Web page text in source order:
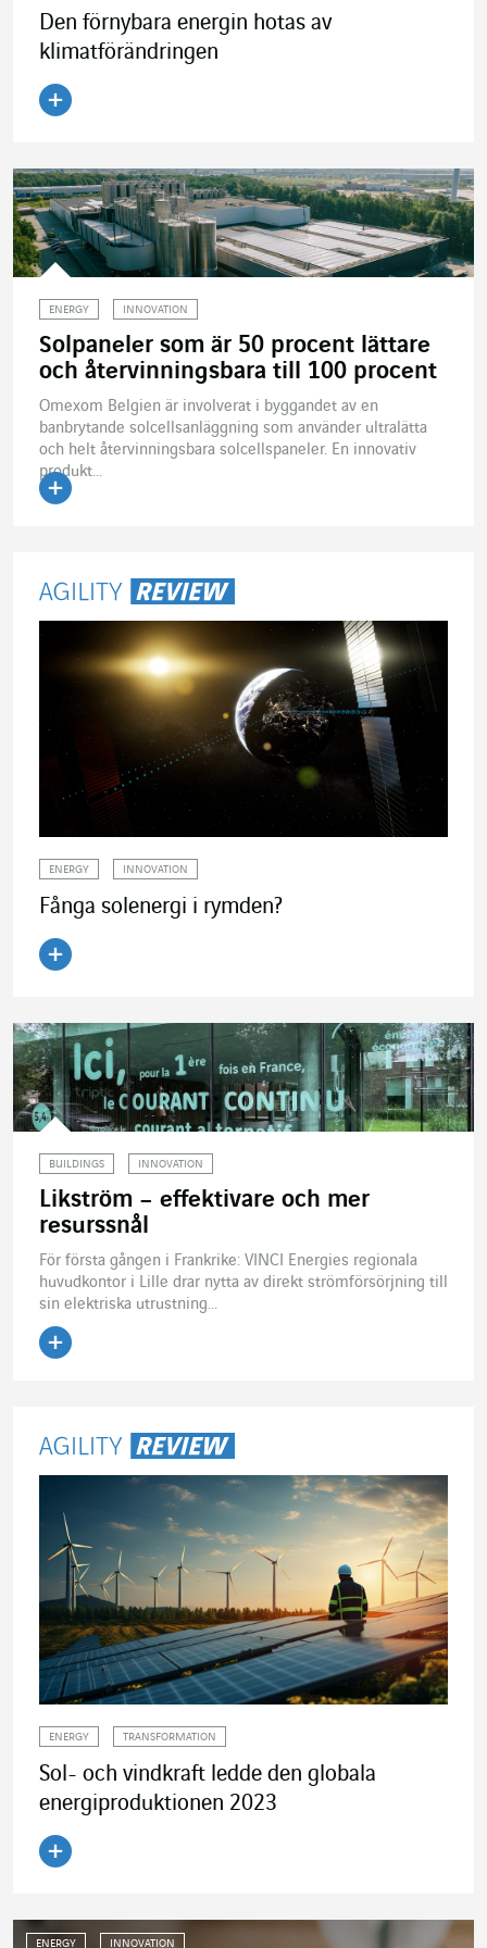
Den förnybara energin hotas av
klimatförändringen
ENERGY INNOVATION
Solpaneler som är 50 procent lättare
och återvinningsbara till 100 procent
Omexom Belgien är involverat i byggandet av en
banbrytande solcellsanläggning som använder ultralätta
och helt återvinningsbara solcellspaneler. En innovativ
produkt...
ENERGY INNOVATION
Fånga solenergi i rymden?
BUILDINGS INNOVATION
Likström – effektivare och mer
resurssnål
För första gången i Frankrike: VINCI Energies regionala
huvudkontor i Lille drar nytta av direkt strömförsörjning till
sin elektriska utrustning...
ENERGY TRANSFORMATION
Sol- och vindkraft ledde den globala
energiproduktionen 2023
ENERGY INNOVATION